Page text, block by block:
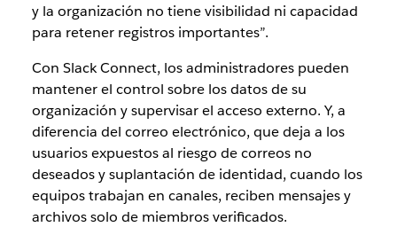
y la organización no tiene visibilidad ni capacidad
para retener registros importantes”.
Con Slack Connect, los administradores pueden
mantener el control sobre los datos de su
organización y supervisar el acceso externo. Y, a
diferencia del correo electrónico, que deja a los
usuarios expuestos al riesgo de correos no
deseados y suplantación de identidad, cuando los
equipos trabajan en canales, reciben mensajes y
archivos solo de miembros verificados.